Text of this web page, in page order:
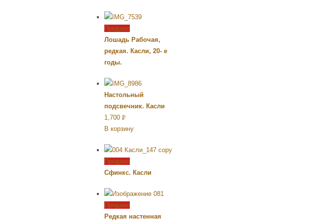
Продано
Лошадь Рабочая,
редкая. Касли, 20- е
годы.
Настольный
подсвечник. Касли
1,700 Р
УБ.
В корзину
Продано
Сфинкс. Касли
Продано
Редкая настенная